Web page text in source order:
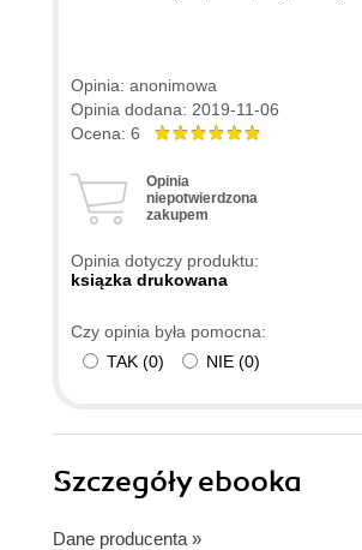
Opinia: anonimowa
Opinia dodana: 2019-11-06
Ocena: 6
Opinia
niepotwierdzona
zakupem
Opinia dotyczy produktu:
ksiązka drukowana
Czy opinia była pomocna:
TAK (0) NIE (0)
Szczegółyebooka
Dane producenta »